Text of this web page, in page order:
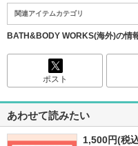
関連アイテムカテゴリ
BATH&BODY WORKS(海外)の情
ポスト
あわせて読みたい
1,500円(税